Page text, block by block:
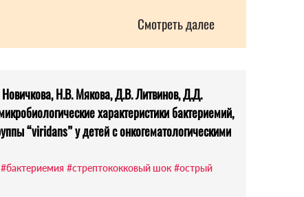
Смотреть далее
Н.В. Мякова, Д.В. Литвинов, Д.Д.
характеристики бактериемий,
“viridans” у детей с онкогематологическими
#бактериемия #стрептококковый шок #острый